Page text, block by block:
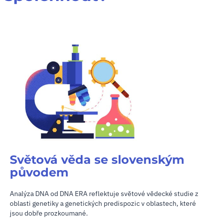
Světová věda se slovenským
původem
Analýza DNA od DNA ERA reflektuje světové vědecké studie z
oblasti genetiky a genetických predispozic v oblastech, které
jsou dobře prozkoumané.